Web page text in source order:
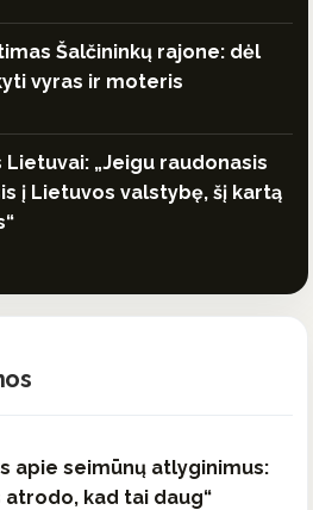
Šalčininkų rajone: dėl
vyras ir moteris
Lietuvai: „Jeigu raudonasis
į Lietuvos valstybę, šį kartą
apie seimūnų atlyginimus:
atrodo, kad tai daug“